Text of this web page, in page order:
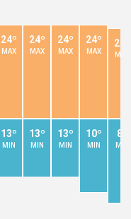
24º
MAX
13º
MIN
24º
MAX
13º
MIN
24º
MAX
13º
MIN
24º
MAX
10º
MIN
23º
MAX
8º
MIN